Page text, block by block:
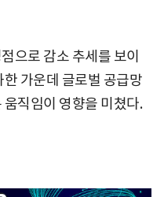
으로 감소 추세를 보이
가운데 글로벌 공급망
직임이 영향을 미쳤다.